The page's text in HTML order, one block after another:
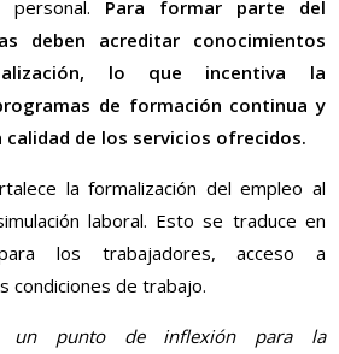
personal. Para formar parte del
deben acreditar conocimientos
lo que incentiva la
de formación continua y
de los servicios ofrecidos.
la formalización del empleo al
laboral. Esto se traduce en
los trabajadores, acceso a
condiciones de trabajo.
un punto de inflexión para la